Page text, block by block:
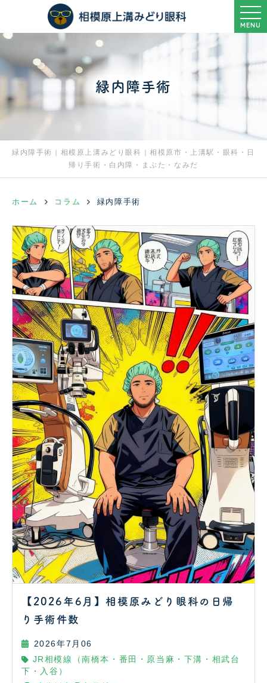
MENU
緑内障手術
緑内障手術｜相模原上溝みどり眼科｜相模原市・上溝駅・眼科・日
帰り手術・白内障・まぶた・なみだ
ホーム コラム 緑内障手術
【2026年6月】相模原みどり眼科の日帰
り手術件数
2026年7月06
JR相模線（南橋本・番田・原当麻・下溝・相武台
下・入谷）